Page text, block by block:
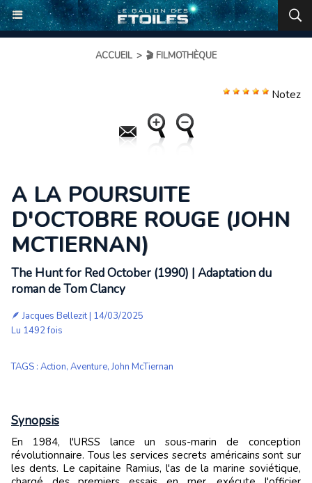
ACCUEIL > 🎬 FILMOTHÈQUE
Notez
A LA POURSUITE
D'OCTOBRE ROUGE (JOHN
MCTIERNAN)
The Hunt for Red October (1990) | Adaptation du
roman de Tom Clancy
🪶Jacques Bellezit| 14/03/2025
Lu 1492 fois
TAGS : Action, Aventure,John McTiernan
Synopsis
En 1984, l'URSS lance un sous-marin de conception
révolutionnaire. Tous les services secrets américains sont sur
les dents. Le capitaine Ramius, l'as de la marine soviétique,